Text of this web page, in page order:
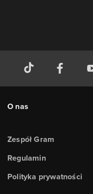
O nas
Zespół Gram
Regulamin
Polityka prywatności